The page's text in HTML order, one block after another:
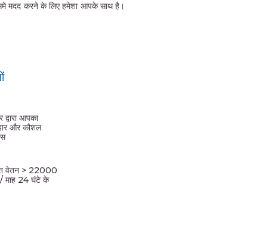
मदद करने के लिए हमेशा आपके साथ है।
द्वारा आपका
और कौशल
वेतन > 22000
माह 24 घंटे के